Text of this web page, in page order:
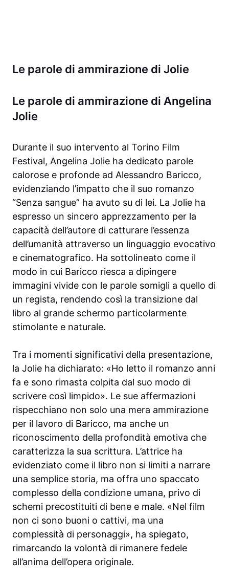
Le parole di ammirazione di Jolie
Le parole di ammirazione di Angelina
Jolie
Durante il suo intervento al Torino Film
Festival, Angelina Jolie ha dedicato parole
calorose e profonde ad Alessandro Baricco,
evidenziando l’impatto che il suo romanzo
“Senza sangue” ha avuto su di lei. La Jolie ha
espresso un sincero apprezzamento per la
capacità dell’autore di catturare l’essenza
dell’umanità attraverso un linguaggio evocativo
e cinematografico. Ha sottolineato come il
modo in cui Baricco riesca a dipingere
immagini vivide con le parole somigli a quello di
un regista, rendendo così la transizione dal
libro al grande schermo particolarmente
stimolante e naturale.
Tra i momenti significativi della presentazione,
la Jolie ha dichiarato: «Ho letto il romanzo anni
fa e sono rimasta colpita dal suo modo di
scrivere così limpido». Le sue affermazioni
rispecchiano non solo una mera ammirazione
per il lavoro di Baricco, ma anche un
riconoscimento della profondità emotiva che
caratterizza la sua scrittura. L’attrice ha
evidenziato come il libro non si limiti a narrare
una semplice storia, ma offra uno spaccato
complesso della condizione umana, privo di
schemi precostituiti di bene e male. «Nel film
non ci sono buoni o cattivi, ma una
complessità di personaggi», ha spiegato,
rimarcando la volontà di rimanere fedele
all’anima dell’opera originale.